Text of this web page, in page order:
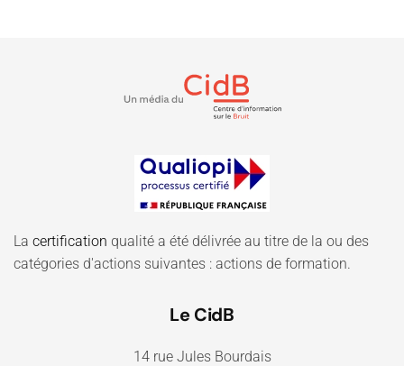
La certification qualité a été délivrée au titre de la ou des
catégories d'actions suivantes : actions de formation.
Le CidB
14 rue Jules Bourdais